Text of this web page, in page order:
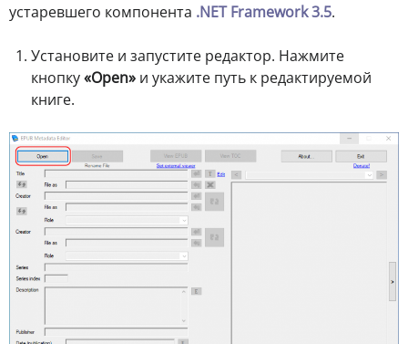
устаревшего компонента .NET Framework 3.5.
Установите и запустите редактор. Нажмите
кнопку«Open» и укажите путь к редактируемой
книге.